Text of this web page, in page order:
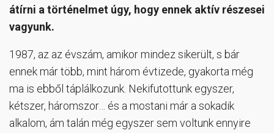
átírni a történelmet úgy, hogy ennek aktív részesei
vagyunk.
1987, az az évszám, amikor mindez sikerült, s bár
ennek már több, mint három évtizede, gyakorta még
ma is ebből táplálkozunk. Nekifutottunk egyszer,
kétszer, háromszor… és a mostani már a sokadik
alkalom, ám talán még egyszer sem voltunk ennyire